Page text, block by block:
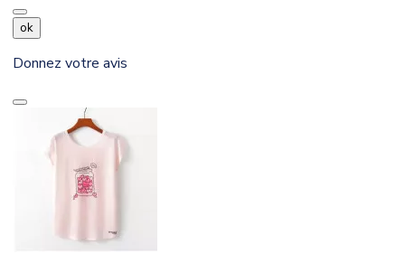
ok
Donnez votre avis